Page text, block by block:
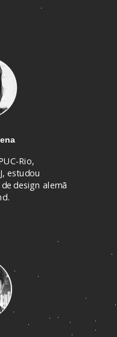
Rio,
estudou
design alemã